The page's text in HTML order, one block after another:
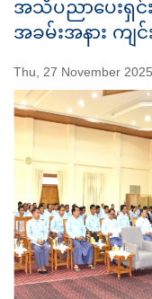
အသိပညာပေးရှင်း
အခမ်းအနား ကျင်
Thu, 27 November 2025